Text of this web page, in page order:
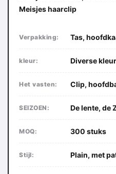
Meisjes haarclip
Verpakking: Tas,
kleur: Diverse
Het vasten: Clip,
SEIZOEN: De lente, de
MOQ: 300 stuks
Stijl: Plain, met